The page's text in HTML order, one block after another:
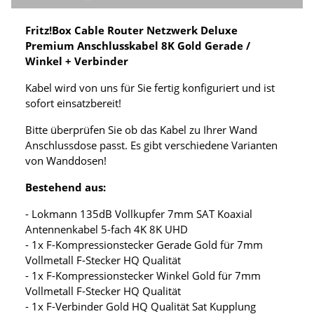
Fritz!Box Cable Router Netzwerk Deluxe
Premium Anschlusskabel 8K Gold Gerade /
Winkel + Verbinder
Kabel wird von uns für Sie fertig konfiguriert und ist
sofort einsatzbereit!
Bitte überprüfen Sie ob das Kabel zu Ihrer Wand
Anschlussdose passt. Es gibt verschiedene Varianten
von Wanddosen!
Bestehend aus:
- Lokmann 135dB Vollkupfer 7mm SAT Koaxial
Antennenkabel 5-fach 4K 8K UHD
- 1x F-Kompressionstecker Gerade Gold für 7mm
Vollmetall F-Stecker HQ Qualität
- 1x F-Kompressionstecker Winkel Gold für 7mm
Vollmetall F-Stecker HQ Qualität
- 1x F-Verbinder Gold HQ Qualität Sat Kupplung